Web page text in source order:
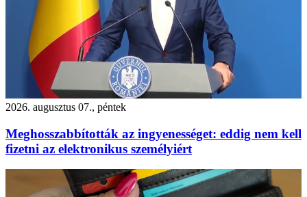
2026. augusztus 07., péntek
Meghosszabbították az ingyenességet: eddig nem kell
fizetni az elektronikus személyiért